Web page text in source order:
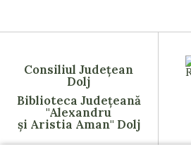
Consiliul Județean
Dolj
Biblioteca Județeană
"Alexandru
și Aristia Aman" Dolj